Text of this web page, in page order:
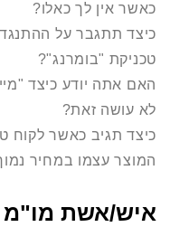
כאשר אין לך כאלו?
כיצד תתגבר על
טכניקת "בומרנג"?
האם אתה יודע כיצד
לא עושה זאת?
כיצד תגיב כאשר לקוח
המוצר עצמו במחיר
איש/אשת מו"מ